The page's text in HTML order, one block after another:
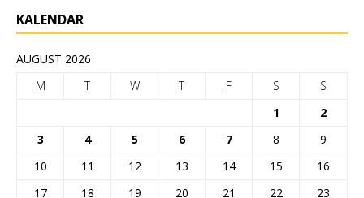
KALENDAR
AUGUST 2026
M
T W T F S
S
1
2
3
4 5 6 7 8
9
10
11 12 13 14 15
16
17
18 19 20 21 22 23